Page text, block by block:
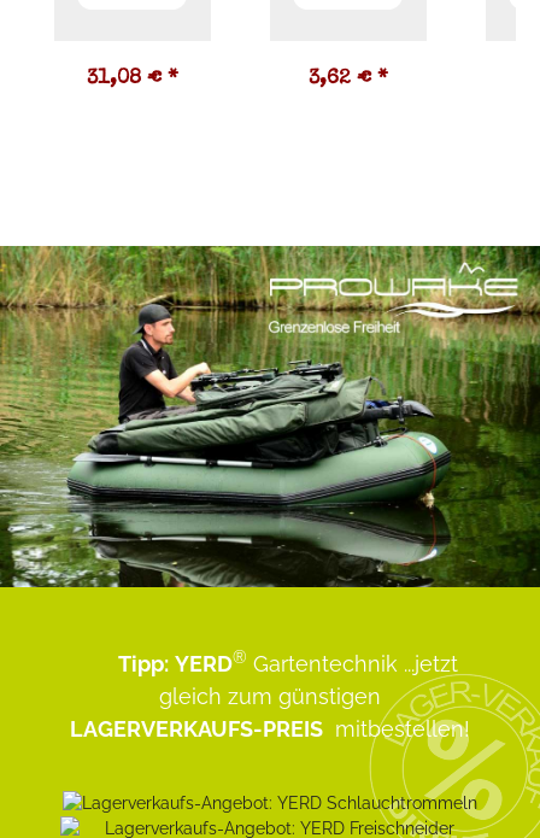
31,08 € * 3,62 € *
Tipp: YERD® Gartentechnik ...jetzt
gleich zum günstigen
LAGERVERKAUFS-PREIS mitbestellen!